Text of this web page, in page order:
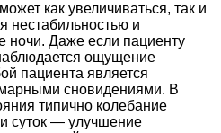
как увеличиваться, так и
нестабильностью и
ночи. Даже если пациенту
ощущение
пациента является
сновидениями. В
типично колебание
суток — улучшение